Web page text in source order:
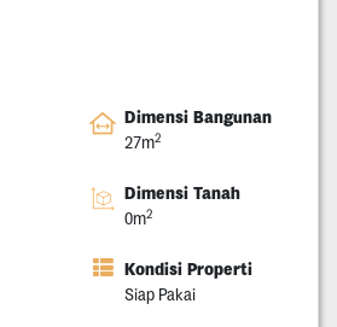
Dimensi Bangunan
27m2
Dimensi Tanah
0m2
Kondisi Properti
Siap Pakai